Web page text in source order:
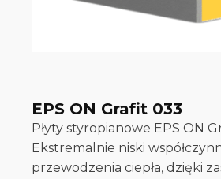
EPS ON Grafit 033
Płyty styropianowe EPS ON
Ekstremalnie niski
przewodzenia ciepła, dzięki